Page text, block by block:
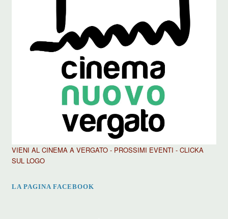
VIENI AL CINEMA A VERGATO - PROSSIMI EVENTI - CLICKA
SUL LOGO
LA PAGINA FACEBOOK